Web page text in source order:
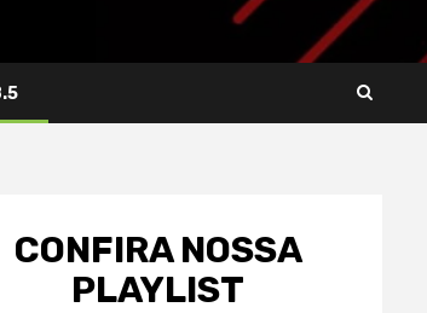
CONFIRA NOSSA
PLAYLIST